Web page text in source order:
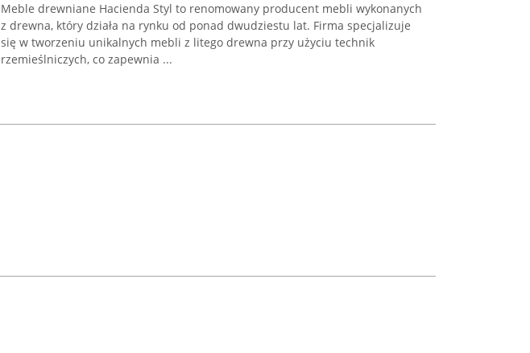
Meble drewniane Hacienda Styl to renomowany producent mebli wykonanych
z drewna, który działa na rynku od ponad dwudziestu lat. Firma specjalizuje
się w tworzeniu unikalnych mebli z litego drewna przy użyciu technik
rzemieślniczych, co zapewnia ...